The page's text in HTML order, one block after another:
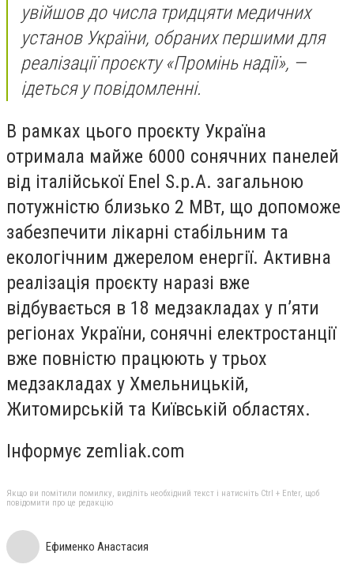
увійшов до числа тридцяти медичних
установ України, обраних першими для
реалізації проєкту «Промінь надії», —
ідеться у повідомленні.
В рамках цього проєкту Україна
отримала майже 6000 сонячних панелей
від італійської Enel S.p.A. загальною
потужністю близько 2 МВт, що допоможе
забезпечити лікарні стабільним та
екологічним джерелом енергії. Активна
реалізація проєкту наразі вже
відбувається в 18 медзакладах у п’яти
регіонах України, сонячні електростанції
вже повністю працюють у трьох
медзакладах у Хмельницькій,
Житомирській та Київській областях.
Інформує zemliak.com
Якщо ви помітили помилку, виділіть необхідний текст і натисніть Ctrl + Enter, щоб
повідомити про це редакцію
Ефименко Анастасия